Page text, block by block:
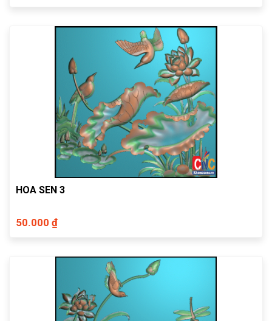
HOA SEN 3
50.000 ₫